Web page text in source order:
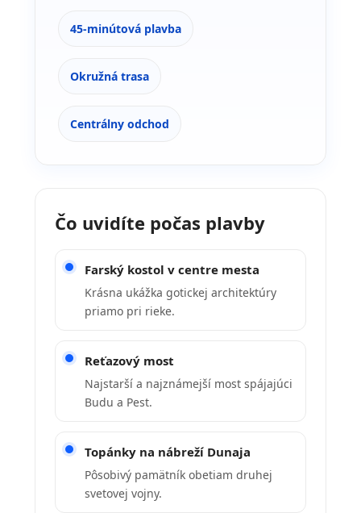
45-minútová plavba
Okružná trasa
Centrálny odchod
Čo uvidíte počas plavby
Farský kostol v centre mesta
Krásna ukážka gotickej architektúry
priamo pri rieke.
Reťazový most
Najstarší a najznámejší most spájajúci
Budu a Pest.
Topánky na nábreží Dunaja
Pôsobivý pamätník obetiam druhej
svetovej vojny.